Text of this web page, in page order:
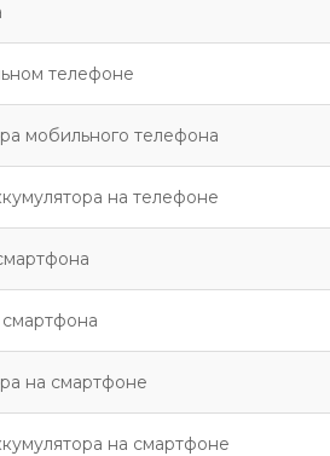
телефоне
мобильного телефона
на телефоне
на смартфоне
на смартфоне